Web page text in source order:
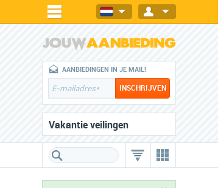
AANBIEDINGEN IN JE MAIL!
Vakantie veilingen